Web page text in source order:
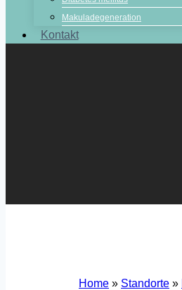
Makuladegeneration
Kontakt
Home » Standorte »